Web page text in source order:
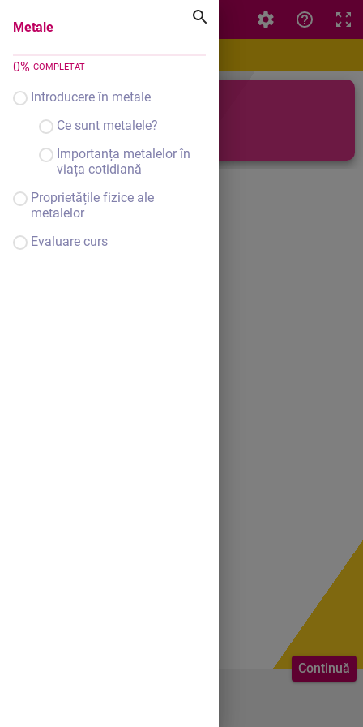
Metale
0% COMPLETAT
Introducere în metale
Ce sunt metalele?
Importanța metalelor în
viața cotidiană
Proprietățile fizice ale
metalelor
Evaluare curs
Continuă
Metale
Metale